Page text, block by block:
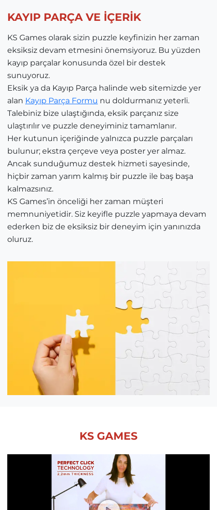
KAYIP PARÇA VE İÇERİK
KS Games olarak sizin puzzle keyfinizin her zaman
eksiksiz devam etmesini önemsiyoruz. Bu yüzden
kayıp parçalar konusunda özel bir destek
sunuyoruz.
Eksik ya da Kayıp Parça halinde web sitemizde yer
alan Kayıp Parça Formu nu doldurmanız yeterli.
Talebiniz bize ulaştığında, eksik parçanız size
ulaştırılır ve puzzle deneyiminiz tamamlanır.
Her kutunun içeriğinde yalnızca puzzle parçaları
bulunur; ekstra çerçeve veya poster yer almaz.
Ancak sunduğumuz destek hizmeti sayesinde,
hiçbir zaman yarım kalmış bir puzzle ile baş başa
kalmazsınız.
KS Games’in önceliği her zaman müşteri
memnuniyetidir. Siz keyifle puzzle yapmaya devam
ederken biz de eksiksiz bir deneyim için yanınızda
oluruz.
KS GAMES